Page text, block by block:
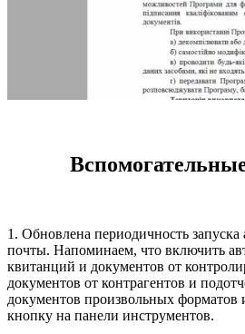
1. Обновлена периодичность запуска
почты. Напоминаем, что включить
квитанций и документов от
документов от контрагентов и
документов произвольных
кнопку на панели инструментов.